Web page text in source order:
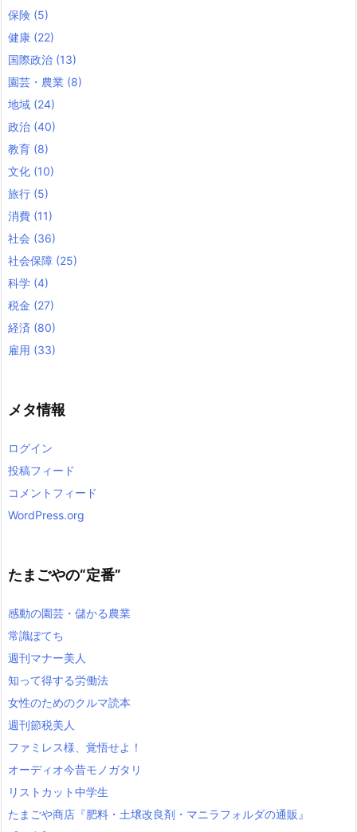
保険 (5)
健康 (22)
国際政治 (13)
園芸・農業 (8)
地域 (24)
政治 (40)
教育 (8)
文化 (10)
旅行 (5)
消費 (11)
社会 (36)
社会保障 (25)
科学 (4)
税金 (27)
経済 (80)
雇用 (33)
メタ情報
ログイン
投稿フィード
コメントフィード
WordPress.org
たまごやの“定番”
感動の園芸・儲かる農業
常識ぽてち
週刊マナー美人
知って得する労働法
女性のためのクルマ読本
週刊節税美人
ファミレス様、覚悟せよ！
オーディオ今昔モノガタリ
リストカット中学生
たまごや商店『肥料・土壌改良剤・マニラフォルダの通販』